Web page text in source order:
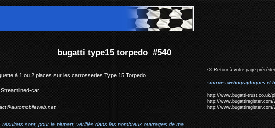
#540
à 1 ou 2 places sur les carrosseries Type 15 Torpedo.
car.
sont, pour la plupart, vérifiés dans les nombreux ouvrages de ma
<< Retour à votre page
sources webographiques et
http://www.bugatti-trust.co.uk/
http://
http://